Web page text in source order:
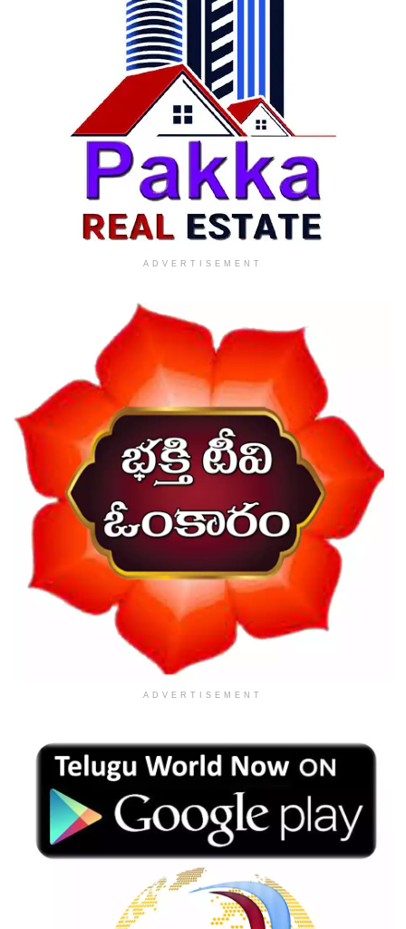
ADVERTISEMENT
ADVERTISEMENT